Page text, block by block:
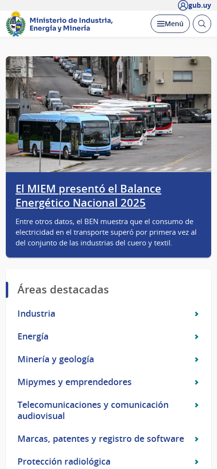
gub.uy
Ministerio de Industria,
Energía y Minería
Desplegar
Menú Abrir
Página
principal
El MIEM presentó el Balance
Energético Nacional 2025
Entre otros datos, el BEN muestra que el consumo de
electricidad en el transporte superó por primera vez al
del conjunto de las industrias del cuero y textil.
Áreas destacadas
Industria
Energía
Minería y geología
Mipymes y emprendedores
Telecomunicaciones y comunicación
audiovisual
Marcas, patentes y registro de software
Protección radiológica